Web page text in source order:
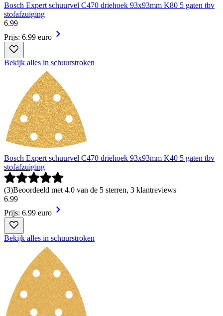
Bosch Expert schuurvel C470 driehoek 93x93mm K80 5 gaten tbv
stofafzuiging
6.99
Prijs: 6.99 euro
Bekijk alles in schuurstroken
Bosch Expert schuurvel C470 driehoek 93x93mm K40 5 gaten tbv
stofafzuiging
(3)Beoordeeld met 4.0 van de 5 sterren, 3 klantreviews
6.99
Prijs: 6.99 euro
Bekijk alles in schuurstroken